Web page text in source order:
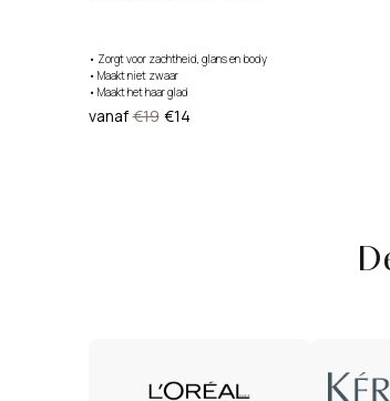
• Zorgt voor zachtheid, glans en body
• Maakt niet zwaar
• Maakt het haar glad
vanaf €19 €14